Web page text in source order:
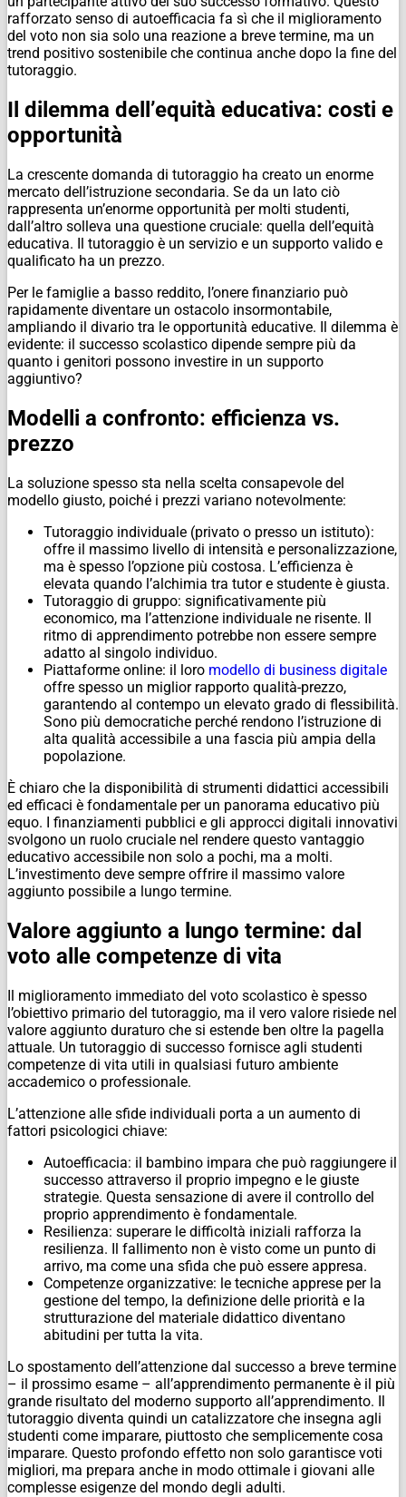
rafforzato senso di autoefficacia fa sì che il miglioramento
del voto non sia solo una reazione a breve termine, ma un
trend positivo sostenibile che continua anche dopo la fine del
tutoraggio.
Il dilemma dell’equità educativa: costi e
opportunità
La crescente domanda di tutoraggio ha creato un enorme
mercato dell’istruzione secondaria. Se da un lato ciò
rappresenta un’enorme opportunità per molti studenti,
dall’altro solleva una questione cruciale: quella dell’equità
educativa. Il tutoraggio è un servizio e un supporto valido e
qualificato ha un prezzo.
Per le famiglie a basso reddito, l’onere finanziario può
rapidamente diventare un ostacolo insormontabile,
ampliando il divario tra le opportunità educative. Il dilemma è
evidente: il successo scolastico dipende sempre più da
quanto i genitori possono investire in un supporto
aggiuntivo?
Modelli a confronto: efficienza vs.
prezzo
La soluzione spesso sta nella scelta consapevole del
modello giusto, poiché i prezzi variano notevolmente:
Tutoraggio individuale (privato o presso un istituto):
offre il massimo livello di intensità e personalizzazione,
ma è spesso l’opzione più costosa. L’efficienza è
elevata quando l’alchimia tra tutor e studente è giusta.
Tutoraggio di gruppo: significativamente più
economico, ma l’attenzione individuale ne risente. Il
ritmo di apprendimento potrebbe non essere sempre
adatto al singolo individuo.
Piattaforme online: il loro modello di business digitale
offre spesso un miglior rapporto qualità-prezzo,
garantendo al contempo un elevato grado di flessibilità.
Sono più democratiche perché rendono l’istruzione di
alta qualità accessibile a una fascia più ampia della
popolazione.
È chiaro che la disponibilità di strumenti didattici accessibili
ed efficaci è fondamentale per un panorama educativo più
equo. I finanziamenti pubblici e gli approcci digitali innovativi
svolgono un ruolo cruciale nel rendere questo vantaggio
educativo accessibile non solo a pochi, ma a molti.
L’investimento deve sempre offrire il massimo valore
aggiunto possibile a lungo termine.
Valore aggiunto a lungo termine: dal
voto alle competenze di vita
Il miglioramento immediato del voto scolastico è spesso
l’obiettivo primario del tutoraggio, ma il vero valore risiede nel
valore aggiunto duraturo che si estende ben oltre la pagella
attuale. Un tutoraggio di successo fornisce agli studenti
competenze di vita utili in qualsiasi futuro ambiente
accademico o professionale.
L’attenzione alle sfide individuali porta a un aumento di
fattori psicologici chiave:
Autoefficacia: il bambino impara che può raggiungere il
successo attraverso il proprio impegno e le giuste
strategie. Questa sensazione di avere il controllo del
proprio apprendimento è fondamentale.
Resilienza: superare le difficoltà iniziali rafforza la
resilienza. Il fallimento non è visto come un punto di
arrivo, ma come una sfida che può essere appresa.
Competenze organizzative: le tecniche apprese per la
gestione del tempo, la definizione delle priorità e la
strutturazione del materiale didattico diventano
abitudini per tutta la vita.
Lo spostamento dell’attenzione dal successo a breve termine
– il prossimo esame – all’apprendimento permanente è il più
grande risultato del moderno supporto all’apprendimento. Il
tutoraggio diventa quindi un catalizzatore che insegna agli
studenti come imparare, piuttosto che semplicemente cosa
imparare. Questo profondo effetto non solo garantisce voti
migliori, ma prepara anche in modo ottimale i giovani alle
complesse esigenze del mondo degli adulti.